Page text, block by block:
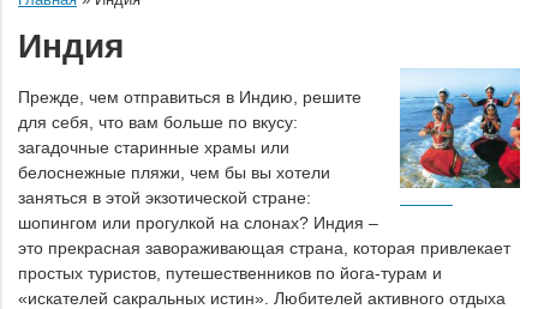
КОНТАКТЫ
Индия
Прежде, чем отправиться в Индию, решите
для себя, что вам больше по вкусу:
загадочные старинные храмы или
белоснежные пляжи, чем бы вы хотели
заняться в этой экзотической стране:
шопингом или прогулкой на слонах? Индия –
это прекрасная завораживающая страна, которая привлекает
простых туристов, путешественников по йога-турам и
«искателей сакральных истин». Любителей активного отдыха